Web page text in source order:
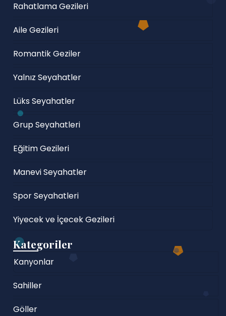
Rahatlama Gezileri
Aile Gezileri
Romantik Geziler
Yalnız Seyahatler
Lüks Seyahatler
Grup Seyahatleri
Eğitim Gezileri
Manevi Seyahatler
Spor Seyahatleri
Yiyecek ve İçecek Gezileri
Kategoriler
Kanyonlar
Sahiller
Göller